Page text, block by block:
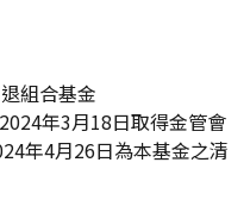
組合基金
2024年3月18日取得金管會
年4月26日為本基金之清